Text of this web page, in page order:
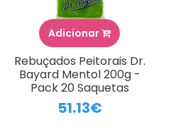
Adicionar
Rebuçados Peitorais Dr.
Bayard Mentol 200g -
Pack 20 Saquetas
51.13€